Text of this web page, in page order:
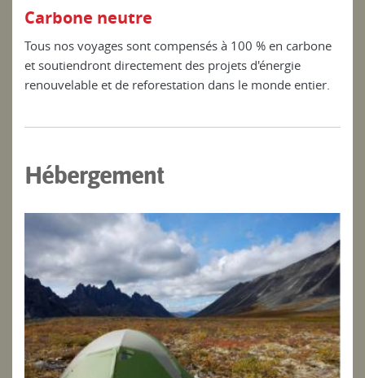
Carbone neutre
Tous nos voyages sont compensés à 100 % en carbone
et soutiendront directement des projets d'énergie
renouvelable et de reforestation dans le monde entier.
Hébergement